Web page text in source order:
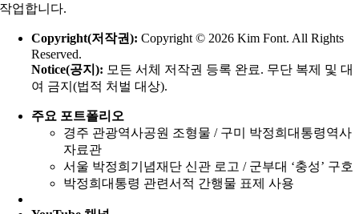
작업합니다.
Copyright(저작권): Copyright © 2026 Kim Font. All Rights
Reserved.
Notice(공지): 모든 서체 저작권 등록 완료. 무단 복제 및 대
여 금지(법적 처벌 대상).
주요 포트폴리오
경주 관광역사공원 조형물 / 구미 박정희대통령역사
자료관
서울 박정희기념재단 신관 로고 / 군부대 ‘충성’ 구호
박정희대통령 관련서적 간행물 표제 사용